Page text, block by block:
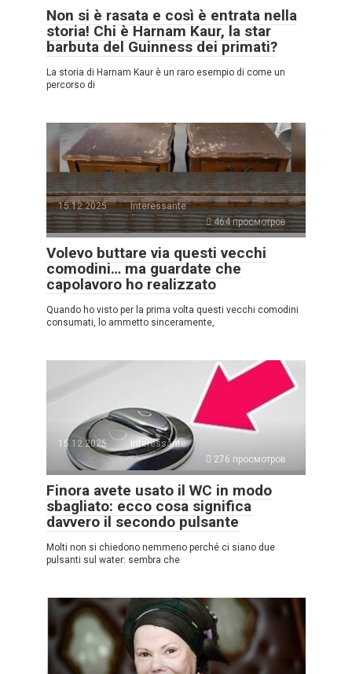
Non si è rasata e così è entrata nella
storia! Chi è Harnam Kaur, la star
barbuta del Guinness dei primati?
La storia di Harnam Kaur è un raro esempio di come un
percorso di
15.12.2025
Interessante
464 просмотров
Volevo buttare via questi vecchi
comodini… ma guardate che
capolavoro ho realizzato
Quando ho visto per la prima volta questi vecchi comodini
consumati, lo ammetto sinceramente,
15.12.2025
Interessante
276 просмотров
Finora avete usato il WC in modo
sbagliato: ecco cosa significa
davvero il secondo pulsante
Molti non si chiedono nemmeno perché ci siano due
pulsanti sul water: sembra che